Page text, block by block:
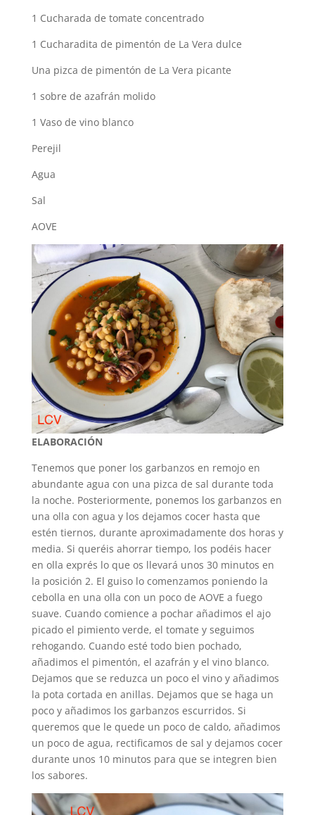
1 Cucharada de tomate concentrado
1 Cucharadita de pimentón de La Vera dulce
Una pizca de pimentón de La Vera picante
1 sobre de azafrán molido
1 Vaso de vino blanco
Perejil
Agua
Sal
AOVE
ELABORACIÓN
Tenemos que poner los garbanzos en remojo en
abundante agua con una pizca de sal durante toda
la noche. Posteriormente, ponemos los garbanzos en
una olla con agua y los dejamos cocer hasta que
estén tiernos, durante aproximadamente dos horas y
media. Si queréis ahorrar tiempo, los podéis hacer
en olla exprés lo que os llevará unos 30 minutos en
la posición 2. El guiso lo comenzamos poniendo la
cebolla en una olla con un poco de AOVE a fuego
suave. Cuando comience a pochar añadimos el ajo
picado el pimiento verde, el tomate y seguimos
rehogando. Cuando esté todo bien pochado,
añadimos el pimentón, el azafrán y el vino blanco.
Dejamos que se reduzca un poco el vino y añadimos
la pota cortada en anillas. Dejamos que se haga un
poco y añadimos los garbanzos escurridos. Si
queremos que le quede un poco de caldo, añadimos
un poco de agua, rectificamos de sal y dejamos cocer
durante unos 10 minutos para que se integren bien
los sabores.